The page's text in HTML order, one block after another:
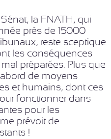
la FNATH, qui
près de 15000
reste sceptique
les conséquences
préparées. Plus que
de moyens
et humains, dont ces
fonctionner dans
pour les
prévoit de
!